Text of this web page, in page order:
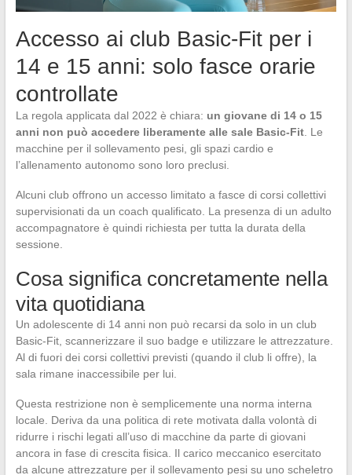
Accesso ai club Basic-Fit per i
14 e 15 anni: solo fasce orarie
controllate
La regola applicata dal 2022 è chiara: un giovane di 14 o 15
anni non può accedere liberamente alle sale Basic-Fit. Le
macchine per il sollevamento pesi, gli spazi cardio e
l’allenamento autonomo sono loro preclusi.
Alcuni club offrono un accesso limitato a fasce di corsi collettivi
supervisionati da un coach qualificato. La presenza di un adulto
accompagnatore è quindi richiesta per tutta la durata della
sessione.
Cosa significa concretamente nella
vita quotidiana
Un adolescente di 14 anni non può recarsi da solo in un club
Basic-Fit, scannerizzare il suo badge e utilizzare le attrezzature.
Al di fuori dei corsi collettivi previsti (quando il club li offre), la
sala rimane inaccessibile per lui.
Questa restrizione non è semplicemente una norma interna
locale. Deriva da una politica di rete motivata dalla volontà di
ridurre i rischi legati all’uso di macchine da parte di giovani
ancora in fase di crescita fisica. Il carico meccanico esercitato
da alcune attrezzature per il sollevamento pesi su uno scheletro